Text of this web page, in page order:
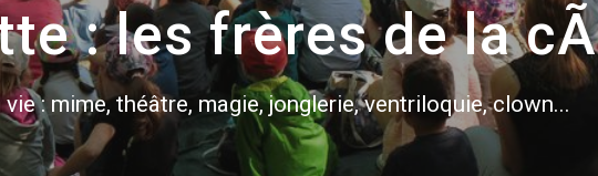
:les frères de la
: mime, théâtre, magie, jonglerie, ventriloquie, clown...